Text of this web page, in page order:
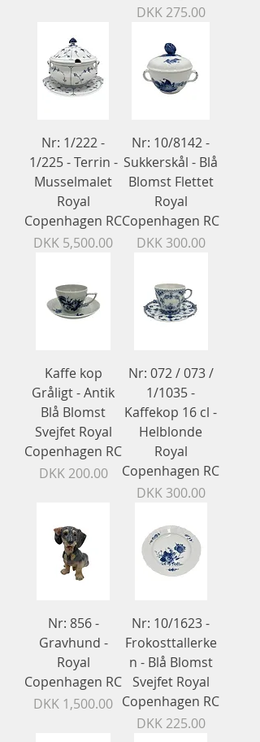
Price
DKK 275.00
Nr: 1/222 -
1/225 - Terrin -
Musselmalet
Royal
Copenhagen RC
Price
DKK 5,500.00
Nr: 10/8142 -
Sukkerskål - Blå
Blomst Flettet
Royal
Copenhagen RC
Price
DKK 300.00
Kaffe kop
Gråligt - Antik
Blå Blomst
Svejfet Royal
Copenhagen RC
Price
DKK 200.00
Nr: 072 / 073 /
1/1035 -
Kaffekop 16 cl -
Helblonde
Royal
Copenhagen RC
Price
DKK 300.00
Nr: 856 -
Gravhund -
Royal
Copenhagen RC
Price
DKK 1,500.00
Nr: 10/1623 -
Frokosttallerke
n - Blå Blomst
Svejfet Royal
Copenhagen RC
Price
DKK 225.00